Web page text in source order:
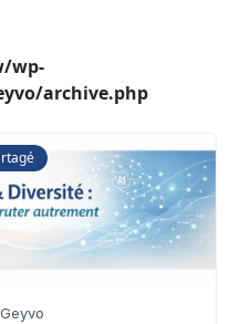
wp-
archive.php
Geyvo